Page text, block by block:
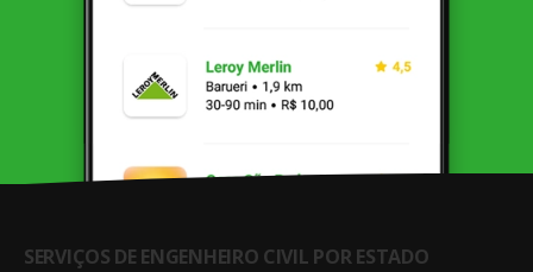
SERVIÇOS DE ENGENHEIRO CIVIL POR ESTADO